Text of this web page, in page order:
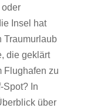
Insel hat
Traumurlaub
die geklärt
Flughafen zu
Spot? In
über